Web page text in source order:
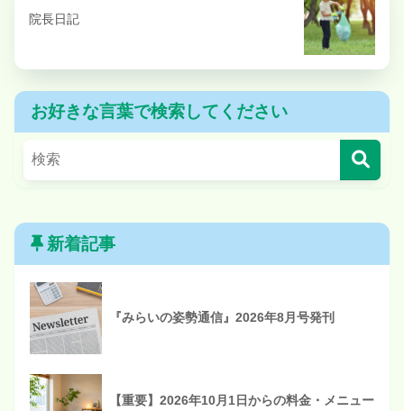
院長日記
お好きな言葉で検索してください
新着記事
『みらいの姿勢通信』2026年8月号発刊
【重要】2026年10月1日からの料金・メニュー